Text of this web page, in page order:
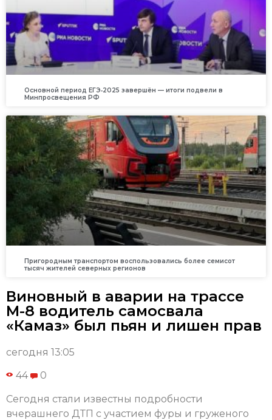
Основной период ЕГЭ‑2025 завершён — итоги подвели в
Минпросвещения РФ
Пригородным транспортом воспользовались более семисот
тысяч жителей северных регионов
Виновный в аварии на трассе
М-8 водитель самосвала
«Камаз» был пьян и лишен прав
сегодня 13:05
44 0
Сегодня стали известны подробности
вчерашнего ДТП с участием фуры и груженого